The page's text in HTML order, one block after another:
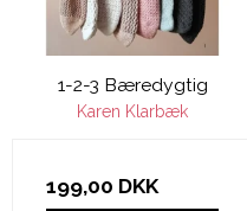
1-2-3 Bæredygtig
Karen Klarbæk
199,00 DKK